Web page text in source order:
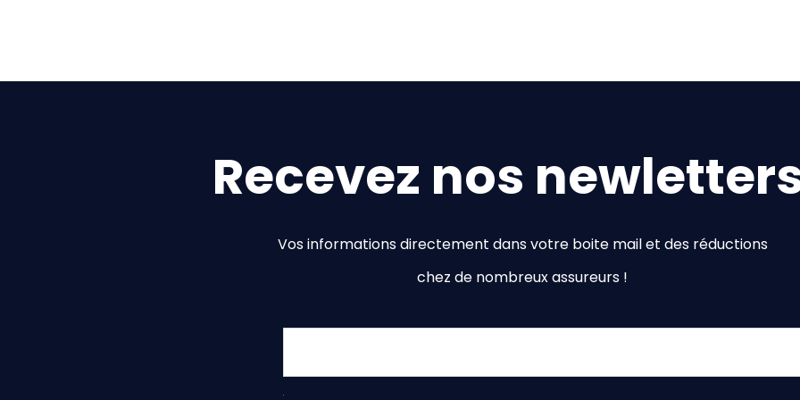
Recevez nos
Vos informations directement dans votre boite mail et des réductions
chez de nombreux assureurs !